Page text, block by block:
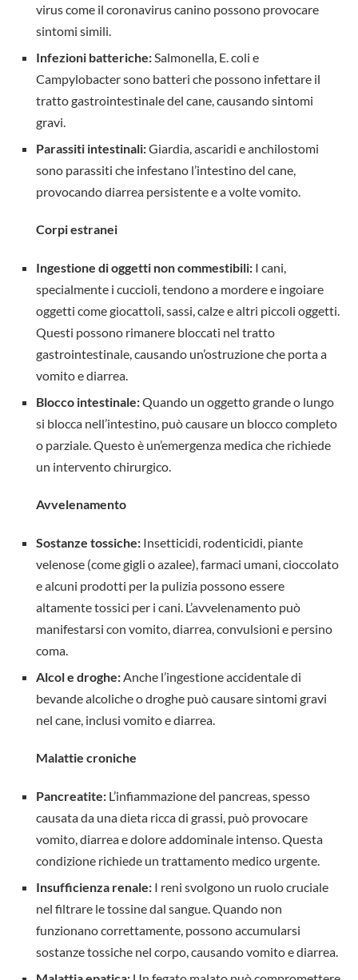
virus come il coronavirus canino possono provocare
sintomi simili.
Infezioni batteriche:Salmonella, E. coli e
Campylobacter sono batteri che possono infettare il
tratto gastrointestinale del cane, causando sintomi
gravi.
Parassiti intestinali:Giardia, ascaridi e anchilostomi
sono parassiti che infestano l’intestino del cane,
provocando diarrea persistente e a volte vomito.
Corpi estranei
Ingestione di oggetti non commestibili: I cani,
specialmente i cuccioli, tendono a mordere e ingoiare
oggetti come giocattoli, sassi, calze e altri piccoli oggetti.
Questi possono rimanere bloccati nel tratto
gastrointestinale, causando un’ostruzione che porta a
vomito e diarrea.
Blocco intestinale:Quando un oggetto grande o lungo
si blocca nell’intestino, può causare un blocco completo
o parziale. Questo è un’emergenza medica che richiede
un intervento chirurgico.
Avvelenamento
Sostanze tossiche: Insetticidi, rodenticidi, piante
velenose (come gigli o azalee), farmaci umani, cioccolato
e alcuni prodotti per la pulizia possono essere
altamente tossici per i cani. L’avvelenamento può
manifestarsi con vomito, diarrea, convulsioni e persino
coma.
Alcol e droghe:Anche l’ingestione accidentale di
bevande alcoliche o droghe può causare sintomi gravi
nel cane, inclusi vomito e diarrea.
Malattie croniche
Pancreatite: L’infiammazione del pancreas, spesso
causata da una dieta ricca di grassi, può provocare
vomito, diarrea e dolore addominale intenso. Questa
condizione richiede un trattamento medico urgente.
Insufficienza renale: I reni svolgono un ruolo cruciale
nel filtrare le tossine dal sangue. Quando non
funzionano correttamente, possono accumularsi
sostanze tossiche nel corpo, causando vomito e diarrea.